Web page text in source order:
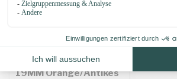
Biothane adapter
19MM Orange/Antikes